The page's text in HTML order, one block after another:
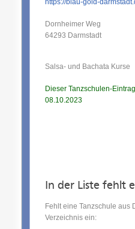
https://blau-gold-
Dornheimer Weg
64293 Darmstadt
Salsa- und Bachata Kurse
Dieser Tanzschulen-
08.10.2023
In der Liste fehlt
Fehlt eine Tanzschule aus
Verzeichnis ein: